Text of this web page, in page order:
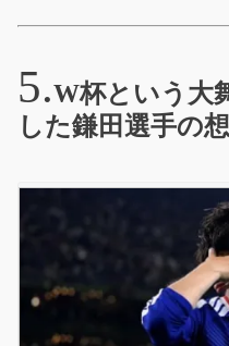
W杯という大
した鎌田選手の